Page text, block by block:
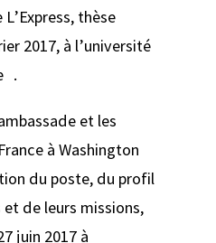
L’Express, thèse
2017, à l’université
.
et les
à Washington
du poste, du profil
de leurs missions,
juin 2017 à